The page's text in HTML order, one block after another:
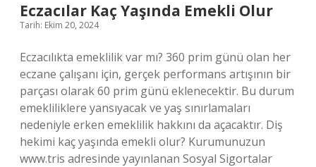
Eczacılar Kaç Yaşında Emekli Olur
Tarih: Ekim 20, 2024
Eczacılıkta emeklilik var mı? 360 prim günü olan her
eczane çalışanı için, gerçek performans artışının bir
parçası olarak 60 prim günü eklenecektir. Bu durum
emekliliklere yansıyacak ve yaş sınırlamaları
nedeniyle erken emeklilik hakkını da açacaktır. Diş
hekimi kaç yaşında emekli olur? Kurumunuzun
www.tris adresinde yayınlanan Sosyal Sigortalar